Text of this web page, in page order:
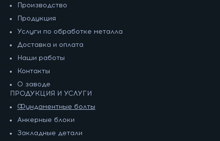
Производство
Продукция
Услуги по обработке металла
Доставка и оплата
Наши работы
Контакты
О заводе
ПРОДУКЦИЯ И УСЛУГИ
Фундаментные болты
Анкерные блоки
Закладные детали